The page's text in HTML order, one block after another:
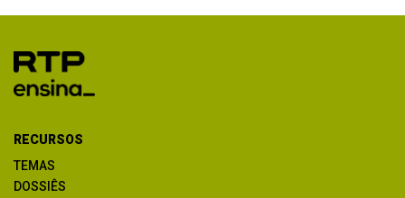
RECURSOS
TEMAS
DOSSIÊS